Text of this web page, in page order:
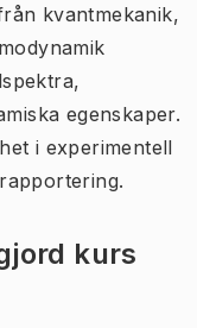
kvantmekanik,
egenskaper.
i experimentell
kurs